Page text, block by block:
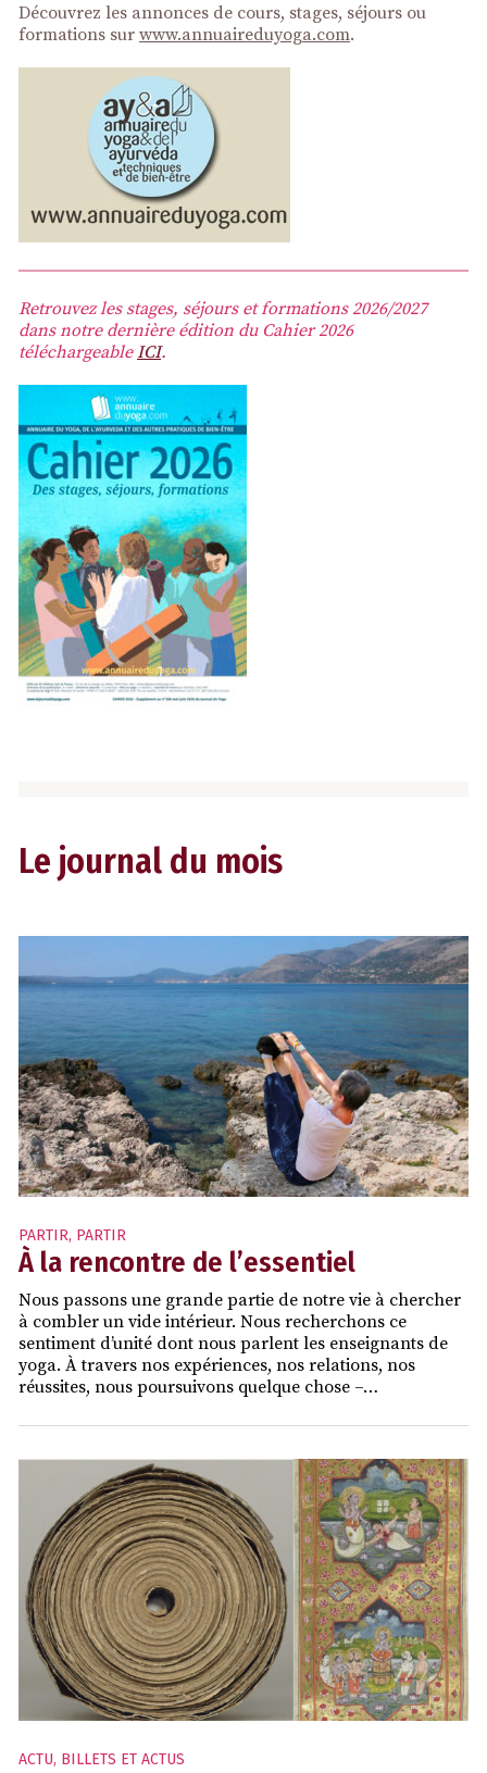
Découvrez les annonces de cours, stages, séjours ou
formations sur www.annuaireduyoga.com.
Retrouvez les stages, séjours et formations 2026/2027
dans notre dernière édition du Cahier 2026
téléchargeableICI.
Le journal du mois
PARTIR, PARTIR
À la rencontre de l’essentiel
Nous passons une grande partie de notre vie à chercher
à combler un vide intérieur. Nous recherchons ce
sentiment d’unité dont nous parlent les enseignants de
yoga. À travers nos expériences, nos relations, nos
réussites, nous poursuivons quelque chose –…
ACTU, BILLETS ET ACTUS